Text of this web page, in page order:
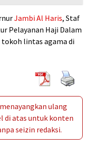
JambiAl Haris, Staf
Pelayanan Haji Dalam
tokoh lintas agama di
ulang
di atas untuk konten
seizin redaksi.